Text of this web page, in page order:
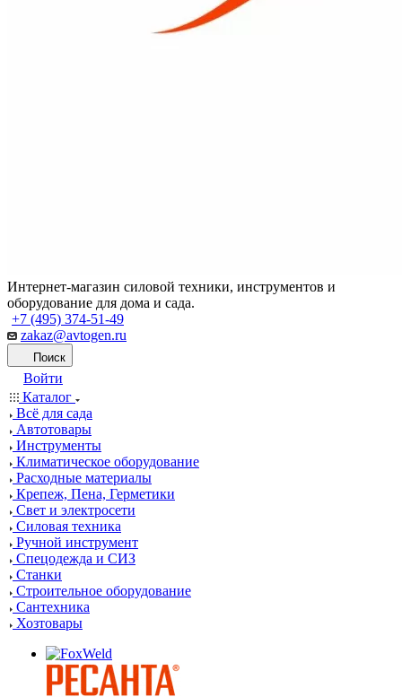
Интернет-магазин силовой техники, инструментов и
оборудование для дома и сада.
+7 (495) 374-51-49
zakaz@avtogen.ru
Поиск
Войти
Каталог
Всё для сада
Автотовары
Инструменты
Климатическое оборудование
Расходные материалы
Крепеж, Пена, Герметики
Свет и электросети
Силовая техника
Ручной инструмент
Спецодежда и СИЗ
Станки
Строительное оборудование
Сантехника
Хозтовары